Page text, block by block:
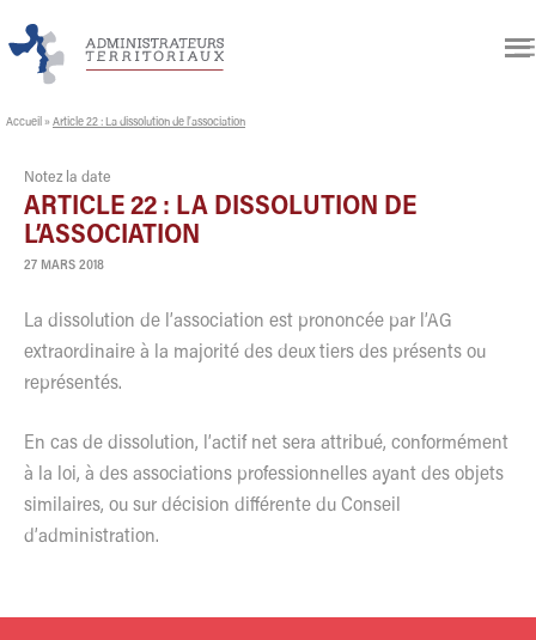
Accueil » Article 22 : La dissolution de l’association
Notez la date
ARTICLE 22 : LA DISSOLUTION DE
L’ASSOCIATION
27 MARS 2018
La dissolution de l’association est prononcée par l’AG
extraordinaire à la majorité des deux tiers des présents ou
représentés.
En cas de dissolution, l’actif net sera attribué, conformément
à la loi, à des associations professionnelles ayant des objets
similaires, ou sur décision différente du Conseil
d’administration.